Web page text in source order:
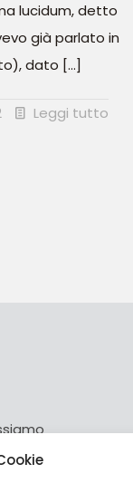
lucidum, detto
già parlato in
dato […]
Leggi tutto